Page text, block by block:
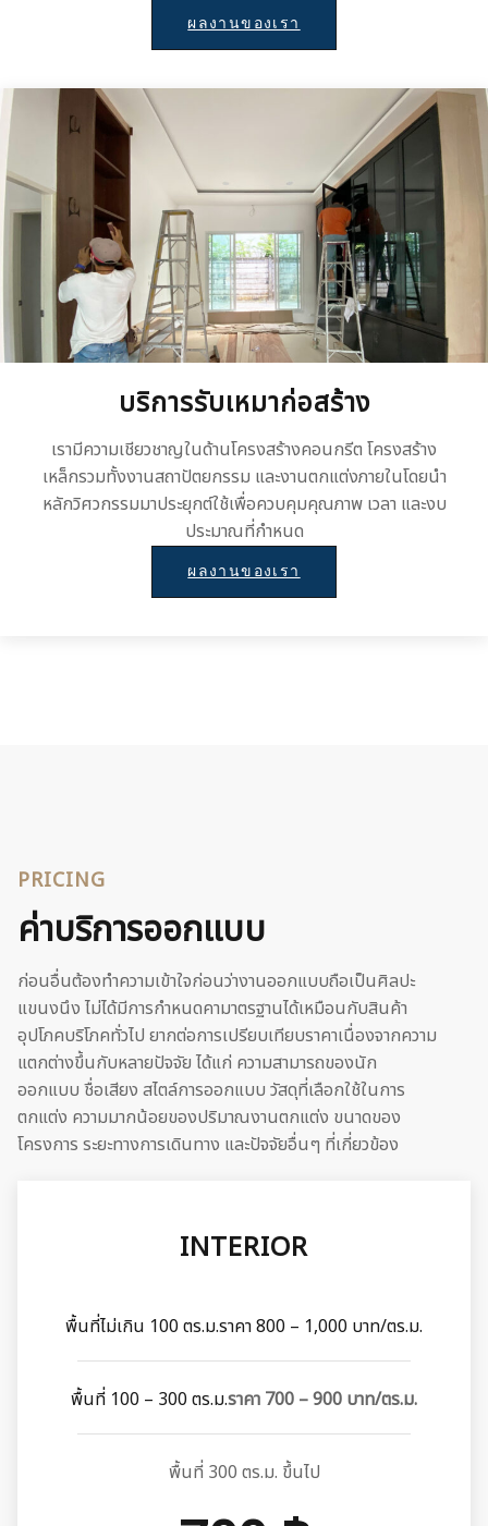
ผลงานของเรา
บริการรับเหมาก่อสร้าง
เรามีความเชียวชาญในด้านโครงสร้างคอนกรีต โครงสร้าง
เหล็กรวมทั้งงานสถาปัตยกรรม และงานตกแต่งภายในโดยนำ
หลักวิศวกรรมมาประยุกต์ใช้เพื่อควบคุมคุณภาพ เวลา และงบ
ประมาณที่กำหนด
ผลงานของเรา
PRICING
ค่าบริการออกแบบ
ก่อนอื่นต้องทำความเข้าใจก่อนว่างานออกแบบถือเป็นศิลปะ
แขนงนึง ไม่ได้มีการกำหนดคามาตรฐานได้เหมือนกับสินค้า
อุปโภคบริโภคทั่วไป ยากต่อการเปรียบเทียบราคาเนื่องจากความ
แตกต่างขึ้นกับหลายปัจจัย ได้แก่ ความสามารถของนัก
ออกแบบ ชื่อเสียง สไตล์การออกแบบ วัสดุที่เลือกใช้ในการ
ตกแต่ง ความมากน้อยของปริมาณงานตกแต่ง ขนาดของ
โครงการ ระยะทางการเดินทาง และปัจจัยอื่นๆ ที่เกี่ยวข้อง
INTERIOR
พื้นที่ไม่เกิน 100 ตร.ม.ราคา 800 – 1,000 บาท/ตร.ม.
พื้นที่ 100 – 300 ตร.ม.ราคา 700 – 900 บาท/ตร.ม.
พื้นที่ 300 ตร.ม. ขึ้นไป